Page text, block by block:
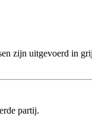
zijn uitgevoerd in
partij.